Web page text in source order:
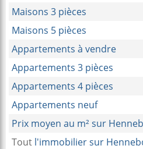
Maisons 3 pièces
Maisons 5 pièces
Appartements à vendre
Appartements 3 pièces
Appartements 4 pièces
Appartements neuf
Prix moyen au m² sur
Tout l'immobilier sur